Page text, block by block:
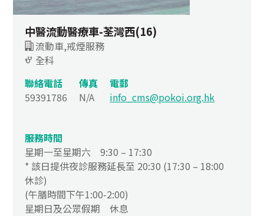
中醫流動醫療車-荃灣西(16)
流動車,戒煙服務
全科
聯絡電話
59391786
傳真
N/A
電郵
info_cms@pokoi.org.hk
服務時間
星期一至星期六 9:30 – 17:30
* 該日提供夜診服務延長至 20:30 (17:30 – 18:00
休診)
(午膳時間下午1:00-2:00)
星期日及公眾假期 休息